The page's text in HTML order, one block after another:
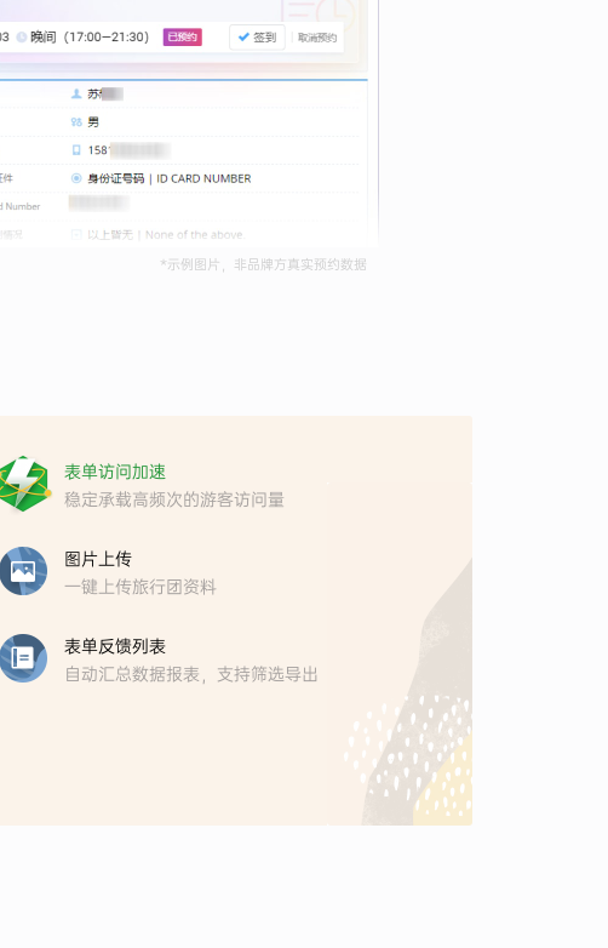
*示例图片，非品牌方真实预约数据
表单访问加速
稳定承载高频次的游客访问量
图片上传
一键上传旅行团资料
表单反馈列表
自动汇总数据报表，支持筛选导出